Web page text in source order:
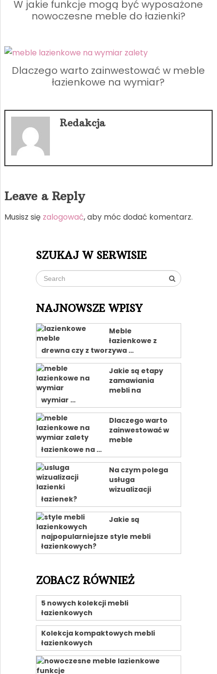
W jakie funkcje mogą być wyposażone
nowoczesne meble do łazienki?
Dlaczego warto zainwestować w meble
łazienkowe na wymiar?
Redakcja
Leave a Reply
Musisz się zalogować, aby móc dodać komentarz.
SZUKAJ W SERWISIE
NAJNOWSZE WPISY
Meble
łazienkowe z
drewna czy z tworzywa …
Jakie są etapy
zamawiania
mebli na
wymiar …
Dlaczego warto
zainwestować w
meble
łazienkowe na …
Na czym polega
usługa
wizualizacji
łazienek?
Jakie są
najpopularniejsze style mebli
łazienkowych?
ZOBACZ RÓWNIEŻ
5 nowych kolekcji mebli
łazienkowych
Kolekcja kompaktowych mebli
łazienkowych